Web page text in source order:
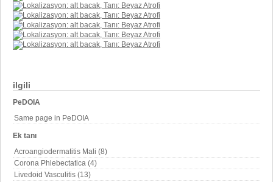
ilgili
PeDOIA
Same page in PeDOIA
Ek tanı
Acroangiodermatitis Mali (8)
Corona Phlebectatica (4)
Livedoid Vasculitis (13)